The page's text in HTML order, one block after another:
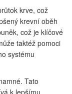
krve, což
krevní oběh
což je klíčové
taktéž pomoci
systému
Tato